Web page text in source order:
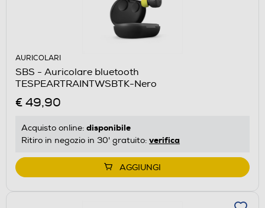
AURICOLARI
SBS - Auricolare bluetooth
TESPEARTRAINTWSBTK-Nero
€ 49,90
Acquisto online: disponibile
Ritiro in negozio in 30' gratuito: verifica
AGGIUNGI